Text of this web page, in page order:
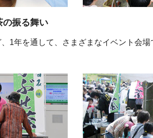
の振る舞い
1年を通して、さまざまなイベント会